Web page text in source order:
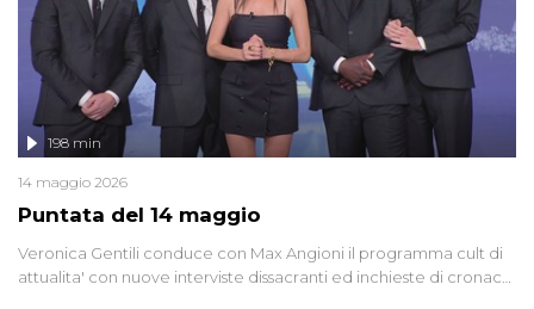
Puntata del 14 maggio
198 min
14 maggio 2026
Veronica Gentili conduce con Max Angioni il programma cult di
attualita' con nuove interviste dissacranti ed inchieste di cronaca